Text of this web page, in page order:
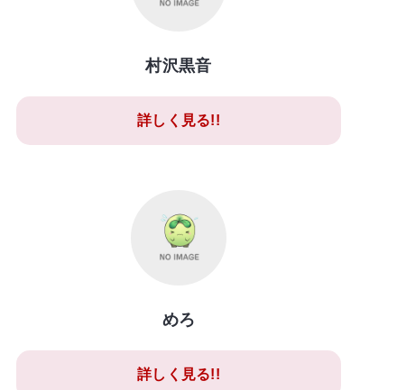
村沢黒音
詳しく見る!!
めろ
詳しく見る!!